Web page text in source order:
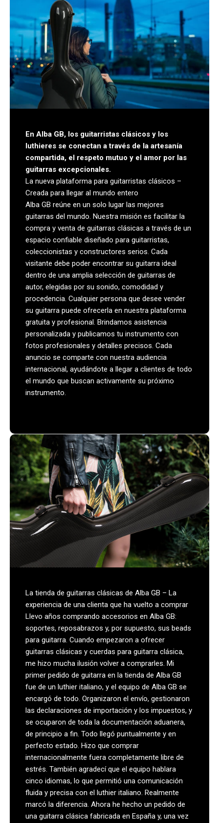
En Alba GB, los guitarristas clásicos y los
luthieres se conectan a través de la artesanía
compartida, el respeto mutuo y el amor por las
guitarras excepcionales.
La nueva plataforma para guitarristas clásicos –
Creada para llegar al mundo entero
Alba GB reúne en un solo lugar las mejores
guitarras del mundo. Nuestra misión es facilitar la
compra y venta de guitarras clásicas a través de un
espacio confiable diseñado para guitarristas,
coleccionistas y constructores serios. Cada
visitante debe poder encontrar su guitarra ideal
dentro de una amplia selección de guitarras de
autor, elegidas por su sonido, comodidad y
procedencia. Cualquier persona que desee vender
su guitarra puede ofrecerla en nuestra plataforma
gratuita y profesional. Brindamos asistencia
personalizada y publicamos tu instrumento con
fotos profesionales y detalles precisos. Cada
anuncio se comparte con nuestra audiencia
internacional, ayudándote a llegar a clientes de todo
el mundo que buscan activamente su próximo
instrumento.
La tienda de guitarras clásicas de Alba GB – La
experiencia de una clienta que ha vuelto a comprar
Llevo años comprando accesorios en Alba GB:
soportes, reposabrazos y, por supuesto, sus beads
para guitarra. Cuando empezaron a ofrecer
guitarras clásicas y cuerdas para guitarra clásica,
me hizo mucha ilusión volver a comprarles. Mi
primer pedido de guitarra en la tienda de Alba GB
fue de un luthier italiano, y el equipo de Alba GB se
encargó de todo. Organizaron el envío, gestionaron
las declaraciones de importación y los impuestos, y
se ocuparon de toda la documentación aduanera,
de principio a fin. Todo llegó puntualmente y en
perfecto estado. Hizo que comprar
internacionalmente fuera completamente libre de
estrés. También agradecí que el equipo hablara
cinco idiomas, lo que permitió una comunicación
fluida y precisa con el luthier italiano. Realmente
marcó la diferencia. Ahora he hecho un pedido de
una guitarra clásica fabricada en España y, una vez